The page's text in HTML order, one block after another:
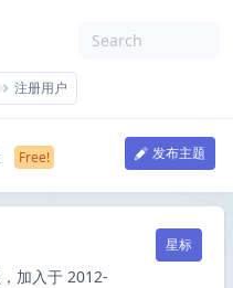
注册用户
发布主题
加入于 2012-
星标